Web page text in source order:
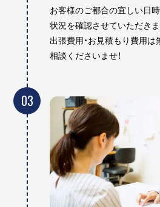
お客様のご都合の宜しい日
状況を確認させていただきま
出張費用・お見積もり費用は
相談くださいませ！
03